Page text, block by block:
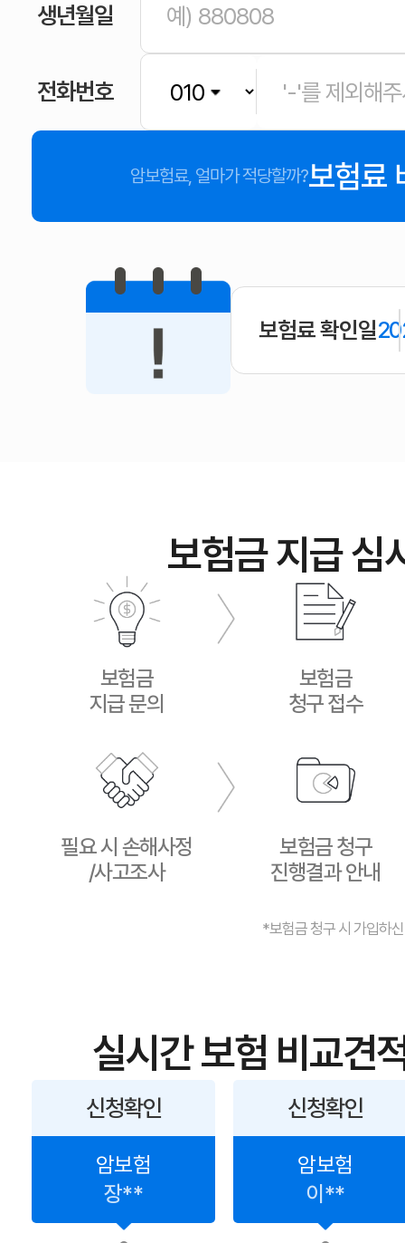
생년월일
전화번호
암보험료, 얼마가 적당할까?보험료
보험료 확인일
보험금 지급 심
보험금
지급 문의
보험금
청구 접수
필요 시 손해사정
/사고조사
보험금 청구
진행결과 안내
*보험금 청구 시 가입하
실시간 보험 비교견
신청확인
암보험
장**
신청확인
암보험
이**